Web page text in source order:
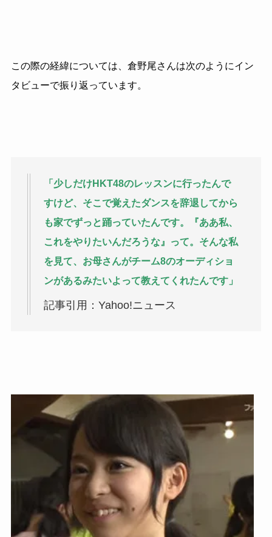
この際の経緯については、倉野尾さんは次のようにイン
タビューで振り返っています。
「少しだけHKT48のレッスンに行ったんで
すけど、そこで覚えたダンスを辞退してから
も家でずっと踊っていたんです。『ああ私、
これをやりたいんだろうな』って。そんな私
を見て、お母さんがチーム8のオーディショ
ンがあるみたいよって教えてくれたんです」
記事引用：Yahoo!ニュース